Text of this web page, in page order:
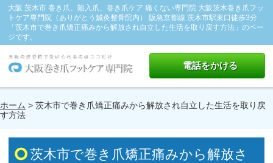
大阪 茨木市 巻き爪、陥入爪、巻き爪ケア 痛くない専門院 大阪茨木巻き爪フッ
トケア専門院（ありがとう鍼灸整骨院内） 阪急京都線 茨木市駅東口徒歩3分
「茨木市で巻き爪矯正痛みから解放され自立した生活を取り戻す方法」のペー
ジです。
電話をかける
ホーム > 茨木市で巻き爪矯正痛みから解放され自立した生活を取り戻
す方法
茨木市で巻き爪矯正痛みから解放さ